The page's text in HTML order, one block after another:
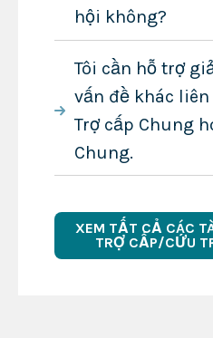
hội không?
Tôi cần hỗ trợ
vấn đề khác
Trợ cấp Chung
Chung.
XEM TẤT CẢ CÁC
TRỢ CẤP/CỨU